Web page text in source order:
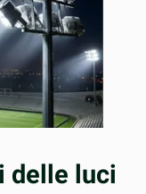
delle luci